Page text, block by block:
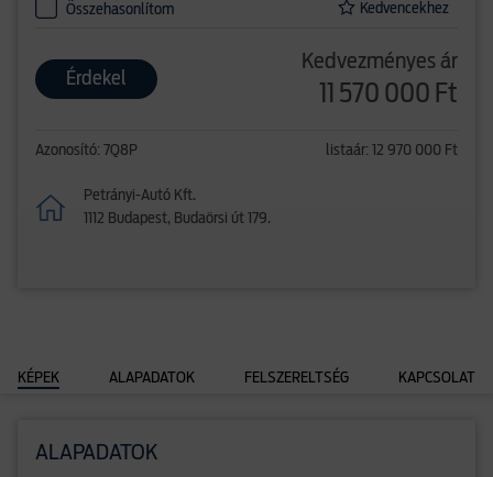
Összehasonlítom Kedvencekhez
Érdekel
Kedvezményes ár
11 570 000 Ft
Azonosító: 7Q8P listaár: 12 970 000 Ft
Petrányi-Autó Kft.
1112 Budapest, Budaörsi út 179.
KÉPEK ALAPADATOK FELSZERELTSÉG KAPCSOLAT
ALAPADATOK